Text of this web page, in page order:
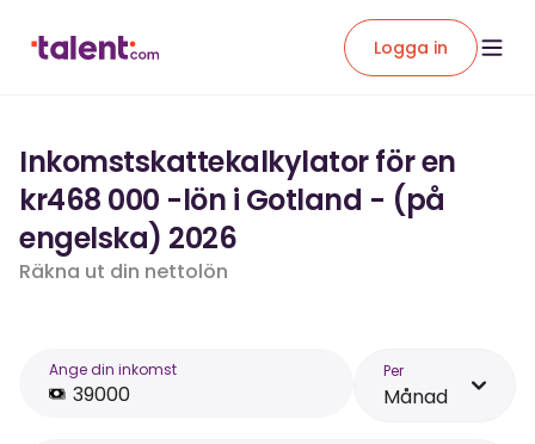
Logga in
Inkomstskattekalkylator för en
kr468 000 -lön i Gotland - (på
engelska) 2026
Räkna ut din nettolön
Ange din inkomst Per
Månad